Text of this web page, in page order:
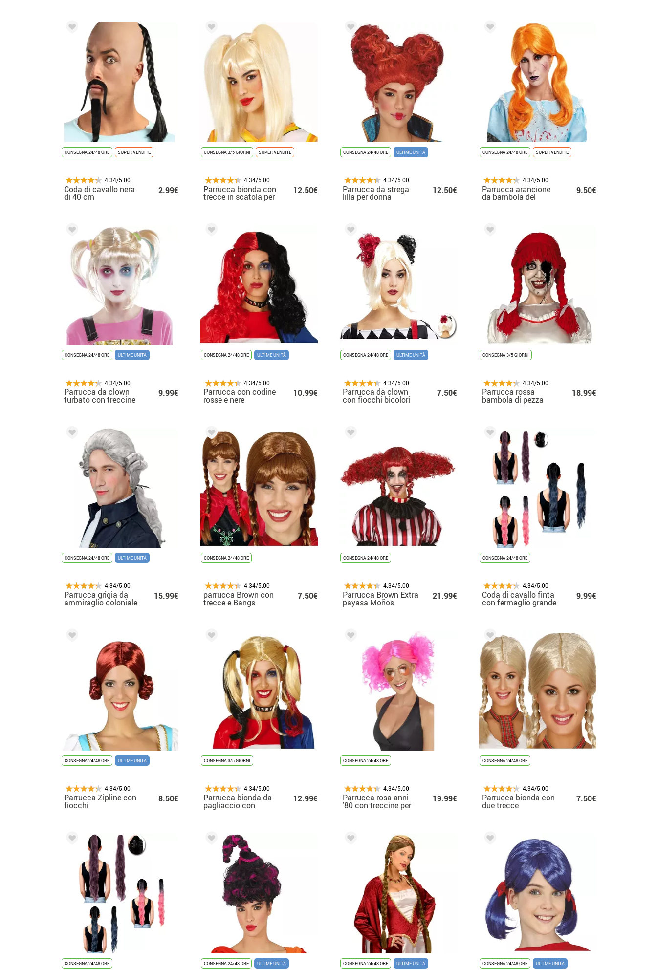
CONSEGNA 24/48 ORE SUPER VENDITE
4.34/5.00
Coda di cavallo nera
di 40 cm
2.99€
CONSEGNA 3/5 GIORNI SUPER VENDITE
4.34/5.00
Parrucca bionda con
trecce in scatola per
12.50€
CONSEGNA 24/48 ORE ULTIME UNITÀ
4.34/5.00
Parrucca da strega
lilla per donna
12.50€
CONSEGNA 24/48 ORE SUPER VENDITE
4.34/5.00
Parrucca arancione
da bambola del
9.50€
CONSEGNA 24/48 ORE ULTIME UNITÀ
4.34/5.00
Parrucca da clown
turbato con treccine
9.99€
CONSEGNA 24/48 ORE ULTIME UNITÀ
4.34/5.00
Parrucca con codine
rosse e nere
10.99€
CONSEGNA 24/48 ORE ULTIME UNITÀ
4.34/5.00
Parrucca da clown
con fiocchi bicolori
7.50€
CONSEGNA 3/5 GIORNI
4.34/5.00
Parrucca rossa
bambola di pezza
18.99€
CONSEGNA 24/48 ORE ULTIME UNITÀ
4.34/5.00
Parrucca grigia da
ammiraglio coloniale
con coda di cavallo
15.99€
CONSEGNA 24/48 ORE
4.34/5.00
parrucca Brown con
trecce e Bangs
7.50€
CONSEGNA 24/48 ORE
4.34/5.00
Parrucca Brown Extra
payasa Moños
21.99€
CONSEGNA 24/48 ORE
4.34/5.00
Coda di cavallo finta
con fermaglio grande
in vari colori
9.99€
CONSEGNA 24/48 ORE ULTIME UNITÀ
4.34/5.00
Parrucca Zipline con
fiocchi
8.50€
CONSEGNA 3/5 GIORNI
4.34/5.00
Parrucca bionda da
pagliaccio con
codine
12.99€
CONSEGNA 24/48 ORE
4.34/5.00
Parrucca rosa anni
'80 con treccine per
19.99€
CONSEGNA 24/48 ORE
4.34/5.00
Parrucca bionda con
due trecce
7.50€
CONSEGNA 24/48 ORE CONSEGNA 24/48 ORE ULTIME UNITÀ CONSEGNA 24/48 ORE ULTIME UNITÀ CONSEGNA 24/48 ORE ULTIME UNITÀ